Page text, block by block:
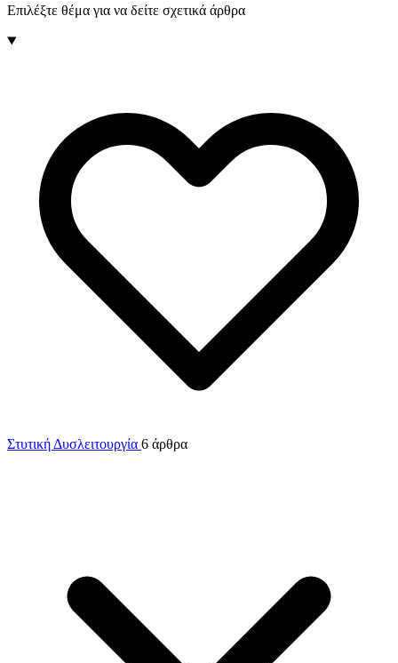
Επιλέξτε θέμα για να δείτε σχετικά άρθρα
Στυτική Δυσλειτουργία 6 άρθρα